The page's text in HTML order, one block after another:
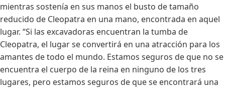
mientras sostenía en sus manos el busto de tamaño
reducido de Cleopatra en una mano, encontrada en aquel
lugar. “Si las excavadoras encuentran la tumba de
Cleopatra, el lugar se convertirá en una atracción para los
amantes de todo el mundo. Estamos seguros de que no se
encuentra el cuerpo de la reina en ninguno de los tres
lugares, pero estamos seguros de que se encontrará una